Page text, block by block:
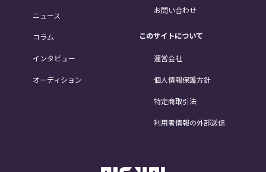
ニュース
コラム
インタビュー
オーディション
お問い合わせ
このサイトについて
運営会社
個人情報保護方針
特定商取引法
利用者情報の外部送信